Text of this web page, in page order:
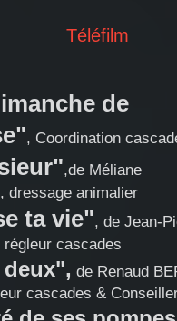
Téléfilm
de
, Coordination
,de Méliane
dressage animalier
ta vie", de Jean-
régleur cascades
de Renaud
cascades &